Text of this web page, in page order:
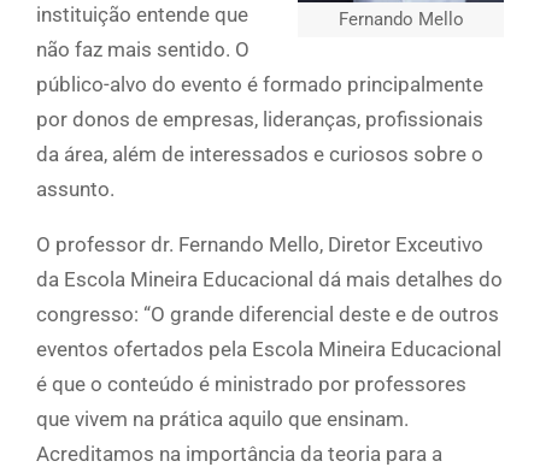
Fernando Mello
instituição entende que
não faz mais sentido. O
público-alvo do evento é formado principalmente
por donos de empresas, lideranças, profissionais
da área, além de interessados e curiosos sobre o
assunto.
O professor dr. Fernando Mello, Diretor Exceutivo
da Escola Mineira Educacional dá mais detalhes do
congresso: “O grande diferencial deste e de outros
eventos ofertados pela Escola Mineira Educacional
é que o conteúdo é ministrado por professores
que vivem na prática aquilo que ensinam.
Acreditamos na importância da teoria para a